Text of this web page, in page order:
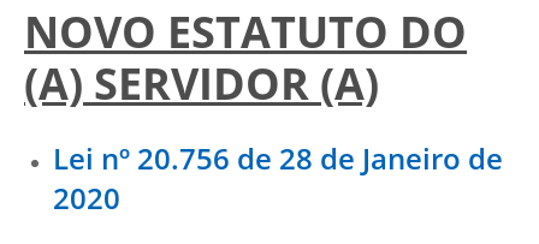
NOVO ESTATUTO DO
(A) SERVIDOR (A)
Lei nº 20.756 de 28 de Janeiro de
2020